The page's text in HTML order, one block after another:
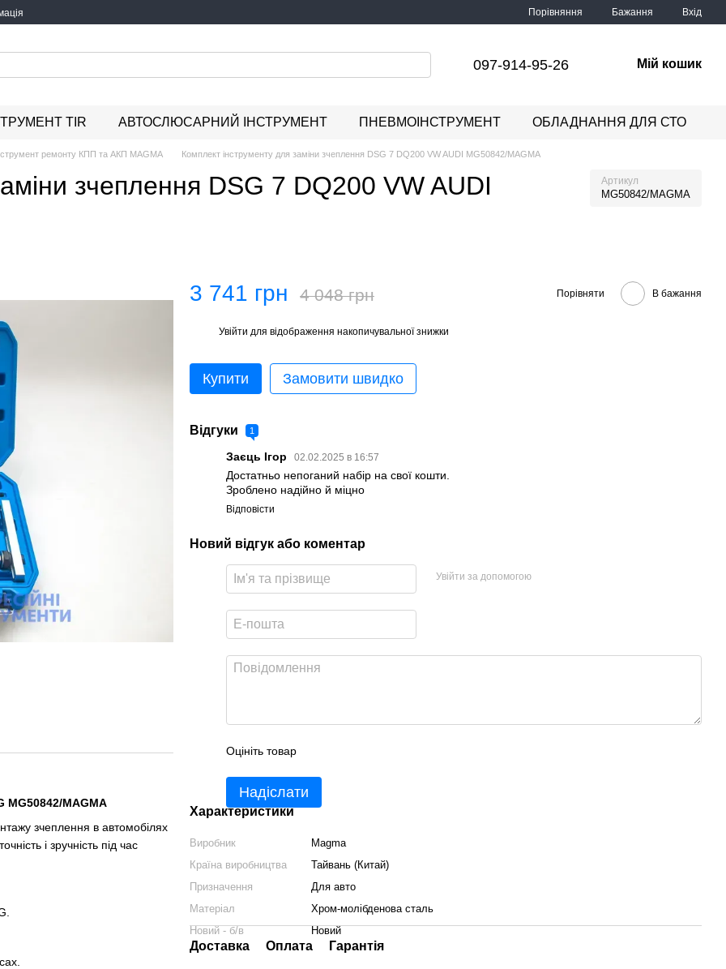
Порівняння Бажання Вхід
097-914-95-26 Мій кошик
TIR АВТОСЛЮСАРНИЙ ІНСТРУМЕНТ ПНЕВМОІНСТРУМЕНТ ОБЛАДНАННЯ ДЛЯ СТО
ремонту КПП та АКП MAGMA Комплект інструменту для заміни зчеплення DSG 7 DQ200 VW AUDI MG50842/MAGMA
зчеплення DSG 7 DQ200 VW AUDI
Артикул
MG50842/MAGMA
MG50842/MAGMA
зчеплення в автомобілях
і зручність під час
3 741 грн 4 048 грн Порівняти В бажання
Увійти для відображення накопичувальної знижки
Купити Замовити швидко
Відгуки 1
Заєць Ігор 02.02.2025 в 16:57
Достатньо непоганий набір на свої кошти.
Зроблено надійно й міцно
Відповісти
Новий відгук або коментар
Увійти за допомогою
Оцініть товар
Надіслати
Характеристики
Виробник
Magma
Країна виробництва
Тайвань (Китай)
Призначення
Для авто
Матеріал
Хром-молібденова сталь
Новий - б/в
Новий
Доставка Оплата Гарантія